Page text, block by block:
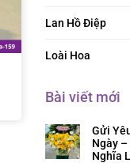
Lan Hồ Điệp
Loài Hoa
Bài viết mới
Gửi
Ngày
Nghĩa